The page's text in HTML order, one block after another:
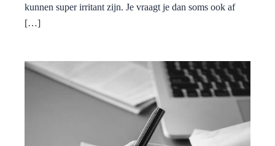
kunnen super irritant zijn. Je vraagt je dan soms ook af
[…]